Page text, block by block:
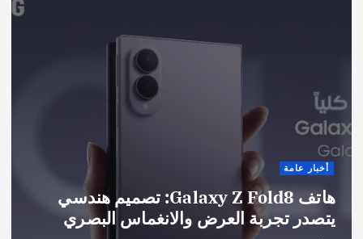
ت
أخبار عامة
الباحة.. صيف يجمع الطبيعة والمغامرة
والترفيه